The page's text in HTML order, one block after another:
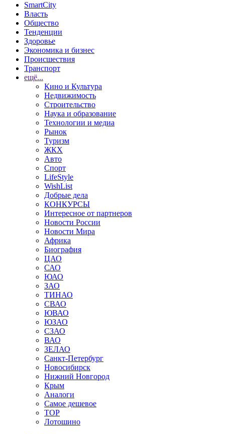
SmartCity
Власть
Общество
Тенденции
Здоровье
Экономика и бизнес
Происшествия
Транспорт
ещё...
Кино и Культура
Недвижимость
Строительство
Наука и образование
Технологии и медиа
Рынок
Туризм
ЖКХ
Авто
Спорт
LifeStyle
WishList
Добрые дела
КОНКУРСЫ
Интересное от партнеров
Новости России
Новости Мира
Африка
Биография
ЦАО
САО
ЮАО
ЗАО
ТИНАО
СВАО
ЮВАО
ЮЗАО
СЗАО
ВАО
ЗЕЛАО
Санкт-Петербург
Новосибирск
Нижний Новгород
Крым
Аналоги
Самое дешевое
TOP
Лотошино